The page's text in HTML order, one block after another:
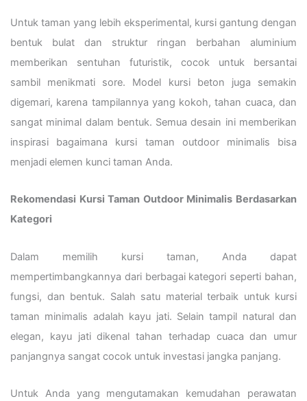
Untuk taman yang lebih eksperimental, kursi gantung dengan
bentuk bulat dan struktur ringan berbahan aluminium
memberikan sentuhan futuristik, cocok untuk bersantai
sambil menikmati sore. Model kursi beton juga semakin
digemari, karena tampilannya yang kokoh, tahan cuaca, dan
sangat minimal dalam bentuk. Semua desain ini memberikan
inspirasi bagaimana kursi taman outdoor minimalis bisa
menjadi elemen kunci taman Anda.
Rekomendasi Kursi Taman Outdoor Minimalis Berdasarkan
Kategori
Dalam memilih kursi taman, Anda dapat
mempertimbangkannya dari berbagai kategori seperti bahan,
fungsi, dan bentuk. Salah satu material terbaik untuk kursi
taman minimalis adalah kayu jati. Selain tampil natural dan
elegan, kayu jati dikenal tahan terhadap cuaca dan umur
panjangnya sangat cocok untuk investasi jangka panjang.
Untuk Anda yang mengutamakan kemudahan perawatan